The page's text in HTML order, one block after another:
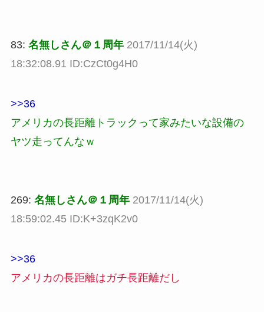
83: 名無しさん＠１周年 2017/11/14(火)
18:32:08.91 ID:CzCt0g4H0
>>36
アメリカの長距離トラックって家みたいな設備の
ヤツ走ってんなｗ
269: 名無しさん＠１周年 2017/11/14(火)
18:59:02.45 ID:K+3zqK2v0
>>36
アメリカの長距離はガチ長距離だし